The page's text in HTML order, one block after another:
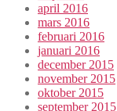
april 2016
mars 2016
februari 2016
januari 2016
december 2015
november 2015
oktober 2015
september 2015